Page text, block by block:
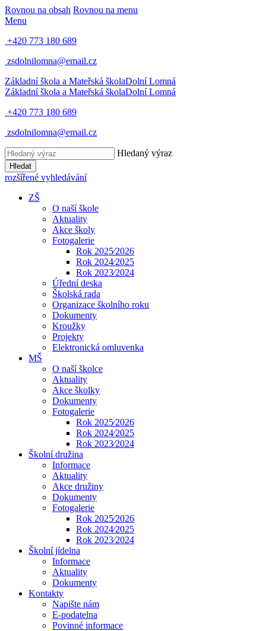
Rovnou na obsah Rovnou na menu
Menu
+420 773 180 689
zsdolnilomna@email.cz
Základní škola a Mateřská školaDolní Lomná
Základní škola a Mateřská školaDolní Lomná
+420 773 180 689
zsdolnilomna@email.cz
Hledaný výraz
Hledat
rozšířené vyhledávání
ZŠ
O naší škole
Aktuality
Akce školy
Fotogalerie
Rok 2025⁄2026
Rok 2024⁄2025
Rok 2023⁄2024
Úřední deska
Školská rada
Organizace školního roku
Dokumenty
Kroužky
Projekty
Elektronická omluvenka
MŠ
O naší školce
Aktuality
Akce školky
Dokumenty
Fotogalerie
Rok 2025⁄2026
Rok 2024⁄2025
Rok 2023⁄2024
Školní družina
Informace
Aktuality
Akce družiny
Dokumenty
Fotogalerie
Rok 2025⁄2026
Rok 2024⁄2025
Rok 2023⁄2024
Školní jídelna
Informace
Aktuality
Dokumenty
Kontakty
Napište nám
E-podatelna
Povinné informace